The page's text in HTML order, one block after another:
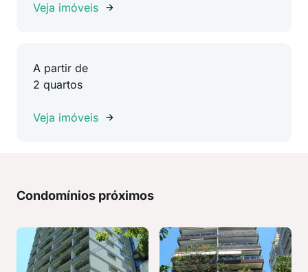
Veja imóveis
A partir de
2 quartos
Veja imóveis
Condomínios próximos